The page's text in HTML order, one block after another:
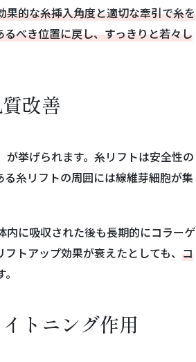
果的な糸挿入角度と適切な牽引で糸を
べき位置に戻し、すっきりと若々し
改善
が挙げられます。糸リフトは安全性の
糸リフトの周囲には線維芽細胞が集
内に吸収された後も長期的にコラーゲ
トアップ効果が衰えたとしても、 コ
トニング作用